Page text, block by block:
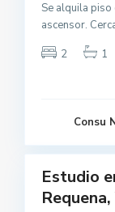
Se alquila piso
ascensor.
2
1
Consu
a
Estudio